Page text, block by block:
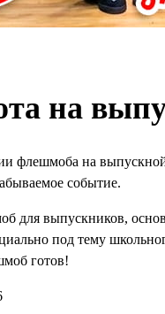
на
флешмоба на
событие.
для выпускников,
под тему
готов!